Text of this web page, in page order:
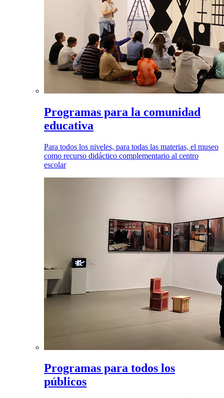
Programas para la comunidad
educativa
Para todos los niveles, para todas las materias, el museo
como recurso didáctico complementario al centro
escolar
Programas para todos los
públicos